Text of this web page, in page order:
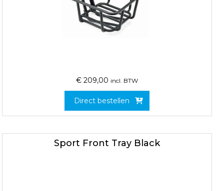
€ 209,00 incl. BTW
Direct bestellen
Sport Front Tray Black